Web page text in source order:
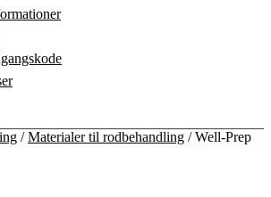
/Materialer til rodbehandling /Well-Prep